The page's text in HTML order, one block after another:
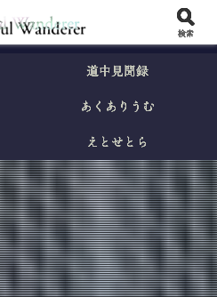
道中見聞録
あくありうむ
えとせとら
検索